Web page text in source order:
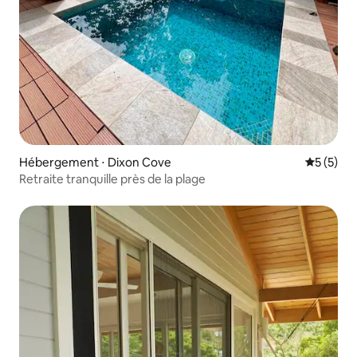
Hébergement ⋅ Dixon Cove
5 (5)
Retraite tranquille près de la plage